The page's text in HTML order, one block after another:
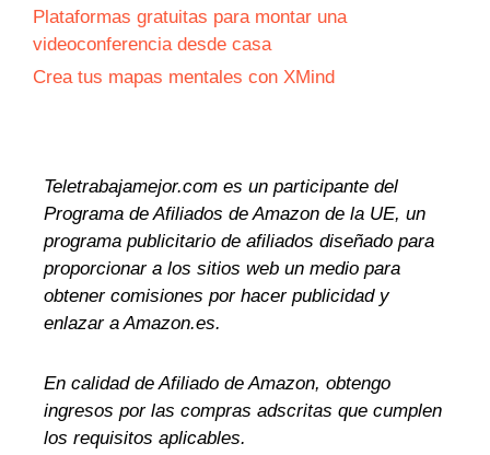
Plataformas gratuitas para montar una
videoconferencia desde casa
Crea tus mapas mentales con XMind
Teletrabajamejor.com es un participante del
Programa de Afiliados de Amazon de la UE, un
programa publicitario de afiliados diseñado para
proporcionar a los sitios web un medio para
obtener comisiones por hacer publicidad y
enlazar a Amazon.es.
En calidad de Afiliado de Amazon, obtengo
ingresos por las compras adscritas que cumplen
los requisitos aplicables.